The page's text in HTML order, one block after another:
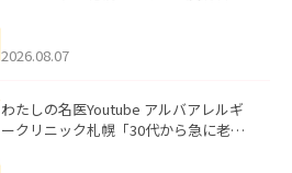
ました。
2026.08.07
わたしの名医Youtube アルバアレルギ
ークリニック札幌「30代から急に老け